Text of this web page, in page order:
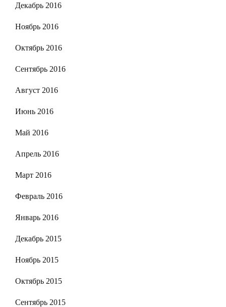
Декабрь 2016
Ноябрь 2016
Октябрь 2016
Сентябрь 2016
Август 2016
Июнь 2016
Май 2016
Апрель 2016
Март 2016
Февраль 2016
Январь 2016
Декабрь 2015
Ноябрь 2015
Октябрь 2015
Сентябрь 2015